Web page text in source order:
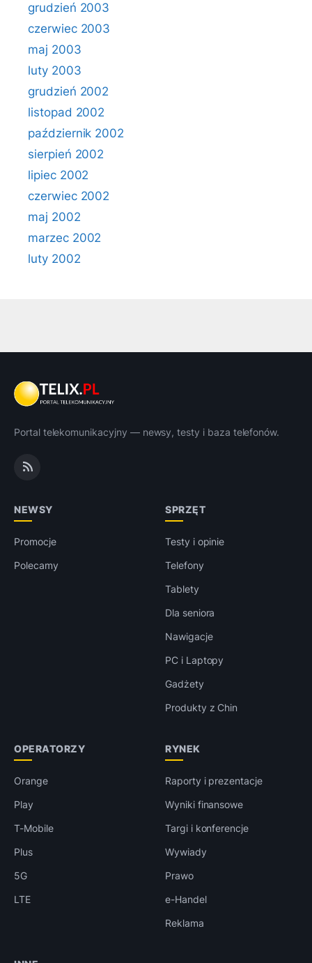
grudzień 2003
czerwiec 2003
maj 2003
luty 2003
grudzień 2002
listopad 2002
październik 2002
sierpień 2002
lipiec 2002
czerwiec 2002
maj 2002
marzec 2002
luty 2002
Portal telekomunikacyjny — newsy, testy i baza telefonów.
NEWSY
Promocje
Polecamy
SPRZĘT
Testy i opinie
Telefony
Tablety
Dla seniora
Nawigacje
PC i Laptopy
Gadżety
Produkty z Chin
OPERATORZY
Orange
Play
T-Mobile
Plus
5G
LTE
RYNEK
Raporty i prezentacje
Wyniki finansowe
Targi i konferencje
Wywiady
Prawo
e-Handel
Reklama